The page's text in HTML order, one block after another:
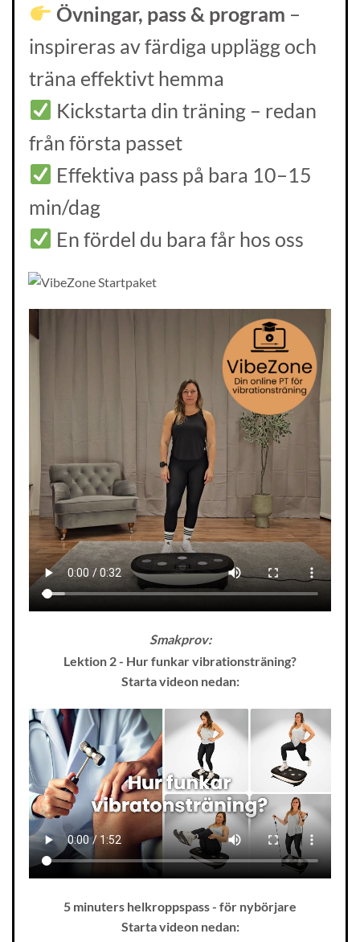
Övningar, pass & program –
inspireras av färdiga upplägg och
träna effektivt hemma
Kickstarta din träning – redan
från första passet
Effektiva pass på bara 10–15
min/dag
En fördel du bara får hos oss
Smakprov:
Lektion 2 - Hur funkar vibrationsträning?
Starta videon nedan:
5 minuters helkroppspass - för nybörjare
Starta videon nedan: